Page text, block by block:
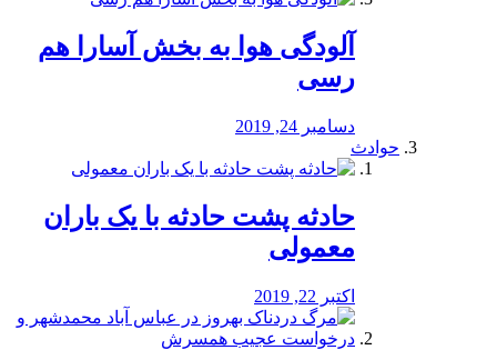
آلودگی هوا به بخش آسارا هم
رسی
دسامبر 24, 2019
حوادث
️حادثه پشت حادثه با یک باران
معمولی
اکتبر 22, 2019